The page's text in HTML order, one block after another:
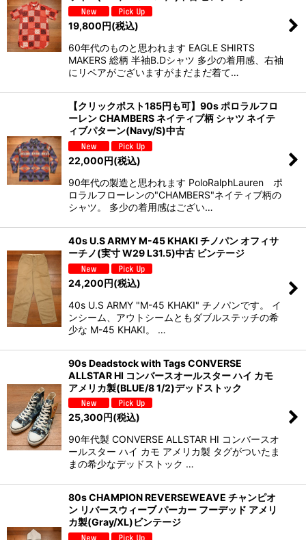
19,800円(税込)
60年代のものと思われます EAGLE SHIRTS
MAKERS 総柄 半袖B.Dシャツ 多少の着用感、右袖
にリペアがございますがまだまだ着て…
【クリックポスト185円も可】90s ポロラルフロ
ーレン CHAMBERS ネイティブ柄 シャツ ネイテ
ィブパターン(Navy/S)中古
22,000円(税込)
90年代の製造と思われます PoloRalphLauren ポ
ロラルフローレンの"CHAMBERS"ネイティブ柄の
シャツ。 多少の着用感はござい…
40s U.S ARMY M-45 KHAKI チノパン オフィサ
ーチノ(実寸 W29 L31.5)中古 ビンテージ
24,200円(税込)
40s U.S ARMY "M-45 KHAKI" チノパンです。 イ
ンシーム、アウトシームともダブルステッチの希
少な M-45 KHAKI。 …
90s Deadstock with Tags CONVERSE
ALLSTAR HI コンバースオールスター ハイ カモ
アメリカ製(BLUE/8 1/2)デッドストック
25,300円(税込)
90年代製 CONVERSE ALLSTAR HI コンバースオ
ールスター ハイ カモ アメリカ製 タグがついたま
まの希少なデッドストック …
80s CHAMPION REVERSEWEAVE チャンピオ
ン リバースウィーブ パーカー フーデッド アメリ
カ製(Gray/XL)ビンテージ